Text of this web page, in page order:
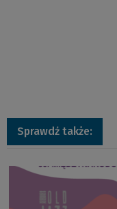
Sprawdź także:
a